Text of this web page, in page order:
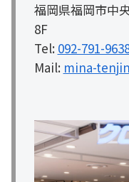
福岡県福岡市中
8F
Tel: 092-791-
Mail: mina-